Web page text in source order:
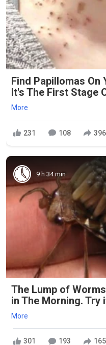
Find Papillomas On
It's The First Stage
More
231 108 396
9 h 34 min
The Lump of
in The Morning. Try
More
301 193 165